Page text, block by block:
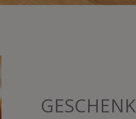
GESCHENK